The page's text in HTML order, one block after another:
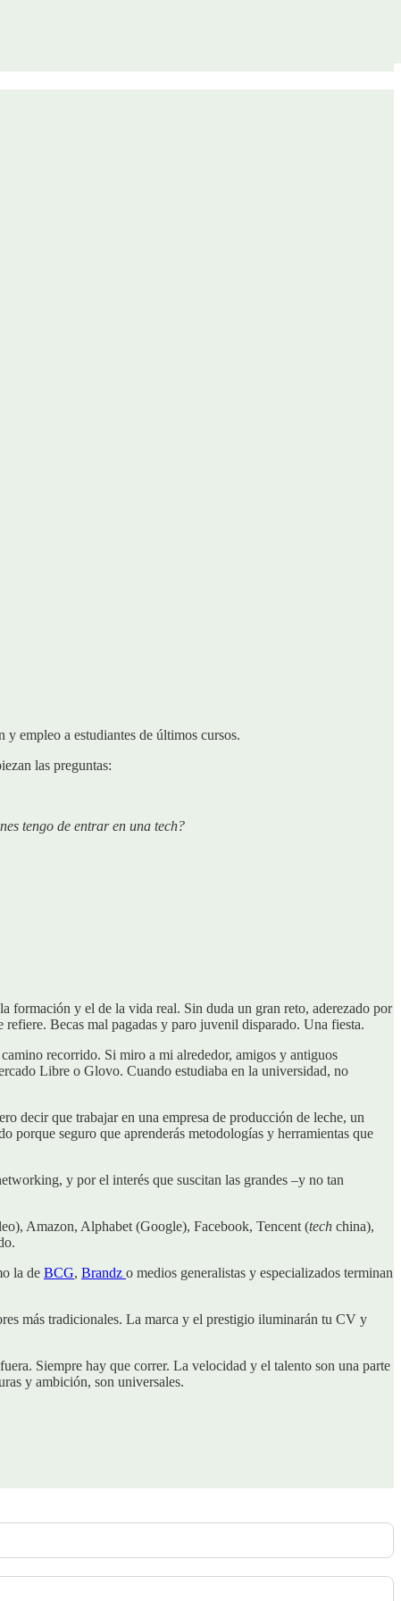
empleo a estudiantes de últimos cursos.
las preguntas:
tengo de entrar en una tech?
formación y el de la vida real. Sin duda un gran reto, aderezado por
Becas mal pagadas y paro juvenil disparado. Una fiesta.
recorrido. Si miro a mi alrededor, amigos y antiguos
Libre o Glovo. Cuando estudiaba en la universidad, no
decir que trabajar en una empresa de producción de leche, un
seguro que aprenderás metodologías y herramientas que
y por el interés que suscitan las grandes –y no tan
Amazon, Alphabet (Google), Facebook, Tencent (tech china),
la de BCG, Brandz o medios generalistas y especializados terminan
más tradicionales. La marca y el prestigio iluminarán tu CV y
Siempre hay que correr. La velocidad y el talento son una parte
y ambición, son universales.